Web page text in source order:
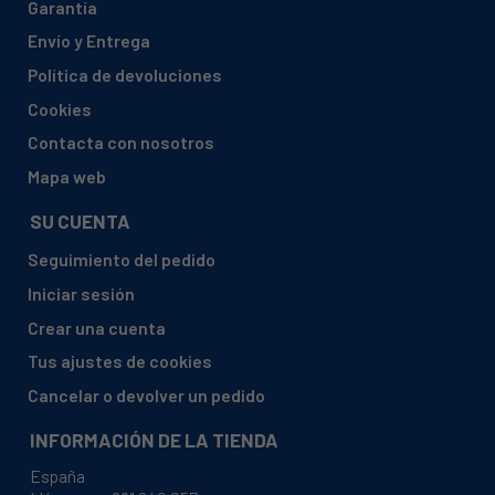
CANDY, 31100210 GODC78-88
CANDY, 31100213 GODC218-80
CANDY, 31100224 GODV18-37S
CANDY, 31100225 GODC67-86S
Garantía
Envío y Entrega
Política de devoluciones
Cookies
Contacta con nosotros
Mapa web
SU CUENTA
Seguimiento del pedido
Iniciar sesión
Crear una cuenta
Tus ajustes de cookies
Cancelar o devolver un pedido
INFORMACIÓN DE LA TIENDA
España